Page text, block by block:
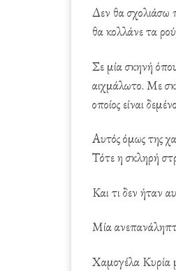
Δεν θα σχολιάσω
θα κολλάνε τα
Σε μία σκηνή
αιχμάλωτο. Με
οποίος είναι
Αυτός όμως της
Τότε η σκληρή
Και τι δεν ήταν
Μία
Χαμογέλα Κυρία